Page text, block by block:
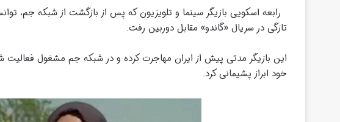
رابعه اسکویی بازیگر سینما و تلویزیون که پس از بازگشت از شبکه جم،
تازگی در سریال «گاندو» مقابل دوربین رفت.
این بازیگر مدتی پیش از ایران مهاجرت کرده و در شبکه جم مشغول فعالیت
خود ابراز پشیمانی کرد.